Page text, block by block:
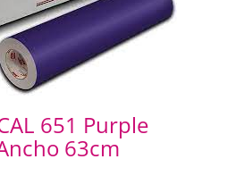
651 Purple
63cm